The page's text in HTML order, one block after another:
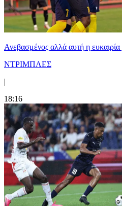
Ανεβασμένος αλλά αυτή η
ΝΤΡΙΜΠΛΕΣ
|
18:16